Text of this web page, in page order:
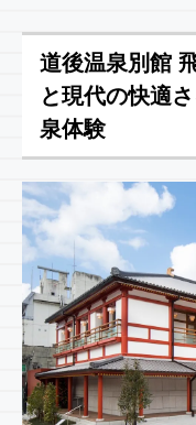
道後温泉別館
と現代の快適
泉体験